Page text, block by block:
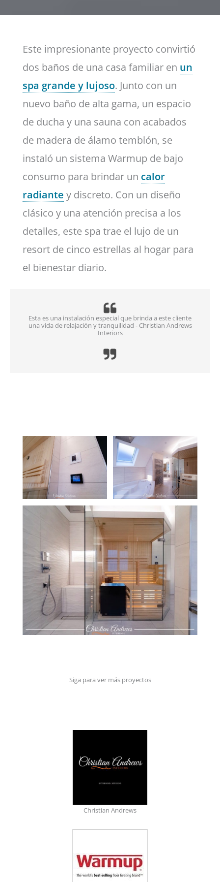
Este impresionante proyecto convirtió
dos baños de una casa familiar en un
spa grande y lujoso. Junto con un
nuevo baño de alta gama, un espacio
de ducha y una sauna con acabados
de madera de álamo temblón, se
instaló un sistema Warmup de bajo
consumo para brindar un calor
radiante y discreto. Con un diseño
clásico y una atención precisa a los
detalles, este spa trae el lujo de un
resort de cinco estrellas al hogar para
el bienestar diario.
Esta es una instalación especial que brinda a este cliente
una vida de relajación y tranquilidad - Christian Andrews
Interiors
Siga para ver más proyectos
Christian Andrews